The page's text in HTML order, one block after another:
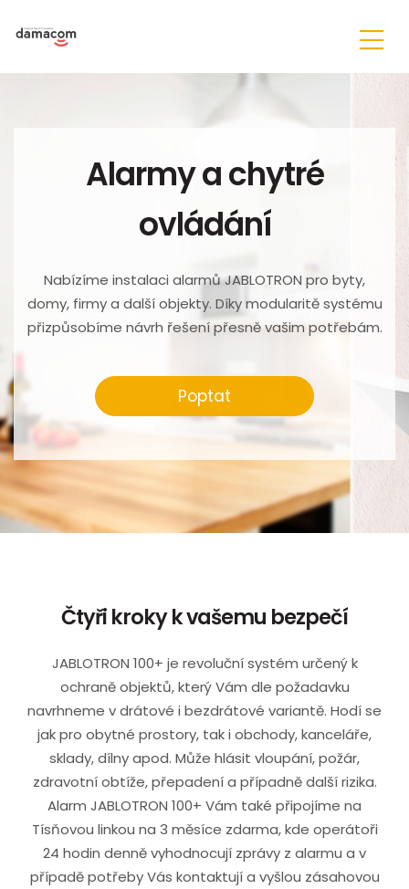
Alarmy a chytré
ovládání
Nabízíme instalaci alarmů JABLOTRON pro byty,
domy, firmy a další objekty. Díky modularitě systému
přizpůsobíme návrh řešení přesně vašim potřebám.
Poptat
Čtyři kroky k vašemu bezpečí
JABLOTRON 100+ je revoluční systém určený k
ochraně objektů, který Vám dle požadavku
navrhneme v drátové i bezdrátové variantě. Hodí se
jak pro obytné prostory, tak i obchody, kanceláře,
sklady, dílny apod. Může hlásit vloupání, požár,
zdravotní obtíže, přepadení a případně další rizika.
Alarm JABLOTRON 100+ Vám také připojíme na
Tísňovou linkou na 3 měsíce zdarma, kde operátoři
24 hodin denně vyhodnocují zprávy z alarmu a v
případě potřeby Vás kontaktují a vyšlou zásahovou